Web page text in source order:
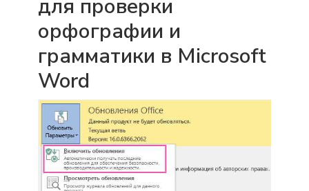
для проверки
орфографии и
грамматики в Microsoft
Word